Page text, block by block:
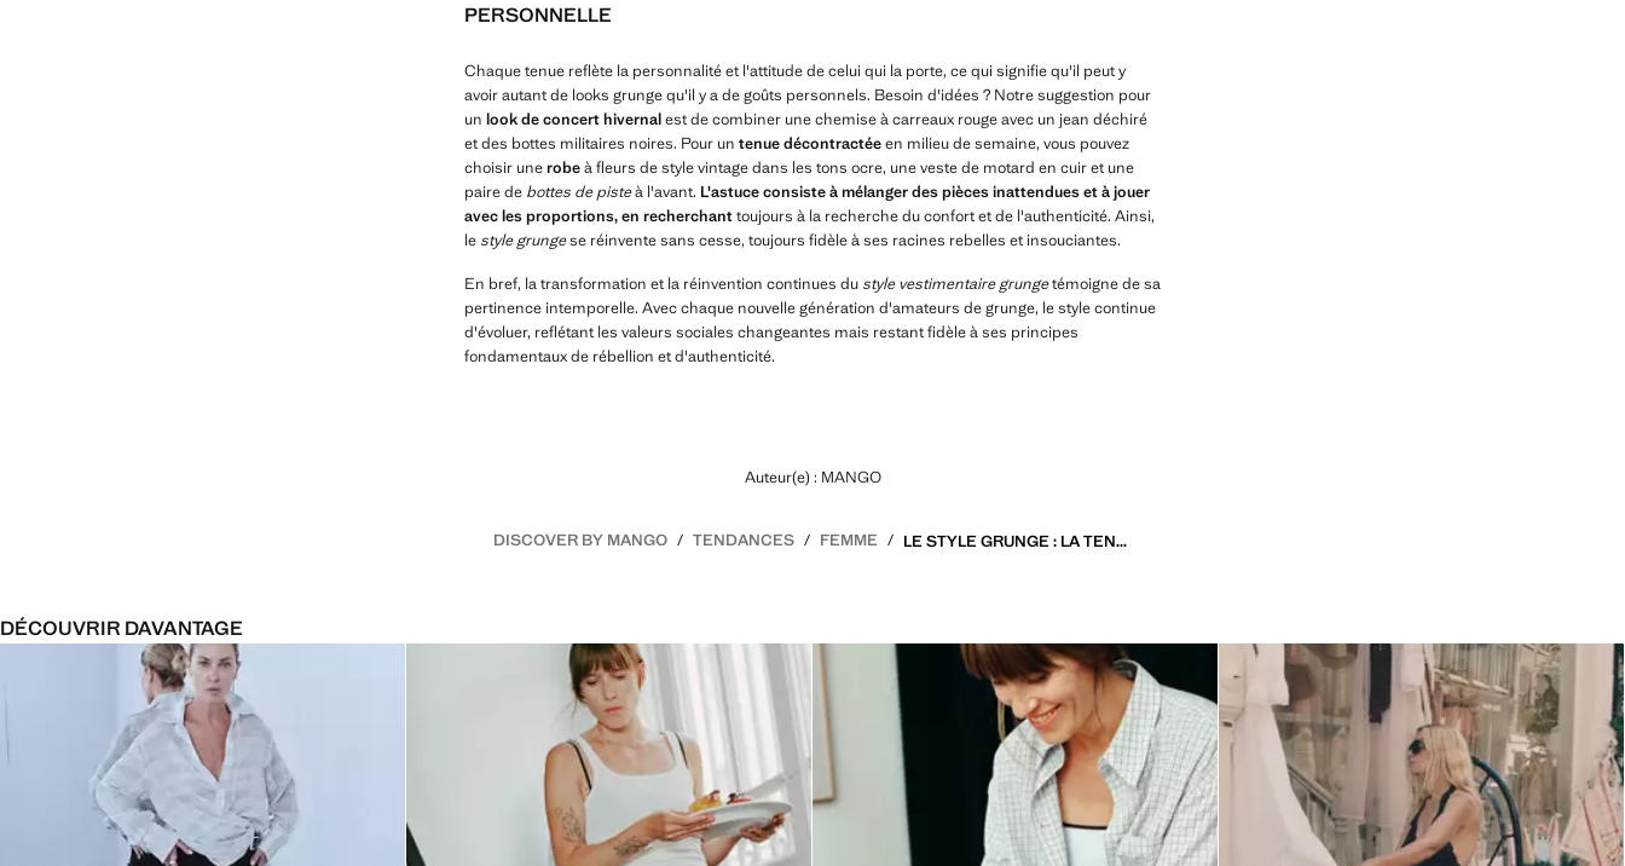
PERSONNELLE
Chaque tenue reflète la personnalité et l'attitude de celui qui la porte, ce qui signifie qu'il peut y
avoir autant de looks grunge qu'il y a de goûts personnels. Besoin d'idées ? Notre suggestion pour
un look de concert hivernalest de combiner une chemise à carreaux rouge avec un jean déchiré
et des bottes militaires noires. Pour un tenue décontractéeen milieu de semaine, vous pouvez
choisir unerobeà fleurs de style vintage dans les tons ocre, une veste de motard en cuir et une
paire de bottes de pisteà l'avant. L'astuce consiste à mélanger des pièces inattendues et à jouer
avec les proportions, en recherchanttoujours à la recherche du confort et de l'authenticité. Ainsi,
le style grungese réinvente sans cesse, toujours fidèle à ses racines rebelles et insouciantes.
En bref, la transformation et la réinvention continues du style vestimentaire grungetémoigne de sa
pertinence intemporelle. Avec chaque nouvelle génération d'amateurs de grunge, le style continue
d'évoluer, reflétant les valeurs sociales changeantes mais restant fidèle à ses principes
fondamentaux de rébellion et d'authenticité.
Auteur(e) : MANGO
DISCOVER BY MANGO TENDANCES FEMME LE STYLE GRUNGE : LA TENDANCE REBELLE QUI CONTINUE DE CONQUÉRIR LA MODE ACTUELLE
DÉCOUVRIR DAVANTAGE